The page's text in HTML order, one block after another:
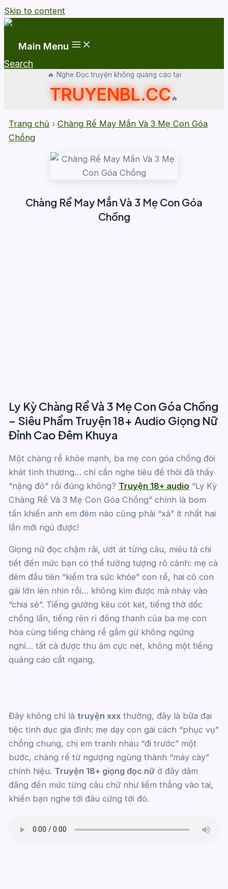
Skip to content
Main Menu
Search
🔥 Nghe Đọc truyện không quảng cáo tại
TRUYENBL.CC🔥
Trang chủ › Chàng Rể May Mắn Và 3 Mẹ Con Góa
Chồng
Chàng Rể May Mắn Và 3 Mẹ Con Góa
Chồng
Ly Kỳ Chàng Rể Và 3 Mẹ Con Góa Chồng
– Siêu Phẩm Truyện 18+ Audio Giọng Nữ
Đỉnh Cao Đêm Khuya
Một chàng rể khỏe mạnh, ba mẹ con góa chồng đói
khát tình thương… chỉ cần nghe tiêu đề thôi đã thấy
“nặng đô” rồi đúng không? Truyện 18+ audio “Ly Kỳ
Chàng Rể Và 3 Mẹ Con Góa Chồng” chính là bom
tấn khiến anh em đêm nào cũng phải “xả” ít nhất hai
lần mới ngủ được!
Giọng nữ đọc chậm rãi, ướt át từng câu, miêu tả chi
tiết đến mức bạn có thể tưởng tượng rõ cảnh: mẹ cả
đêm đầu tiên “kiểm tra sức khỏe” con rể, hai cô con
gái lớn lén nhìn rồi… không kìm được mà nhảy vào
“chia sẻ”. Tiếng giường kêu cót két, tiếng thở dốc
chồng lấn, tiếng rên rỉ đồng thanh của ba mẹ con
hòa cùng tiếng chàng rể gầm gừ không ngừng
nghỉ… tất cả được thu âm cực nét, không một tiếng
quảng cáo cắt ngang.
Đây không chỉ là truyện xxxthường, đây là bữa đại
tiệc tình dục gia đình: mẹ dạy con gái cách “phục vụ”
chồng chung, chị em tranh nhau “đi trước” một
bước, chàng rể từ ngượng ngùng thành “máy cày”
chính hiệu. Truyện 18+ giọng đọc nữở đây dâm
đãng đến mức từng câu chữ như liếm thẳng vào tai,
khiến bạn nghe tới đâu cứng tới đó.